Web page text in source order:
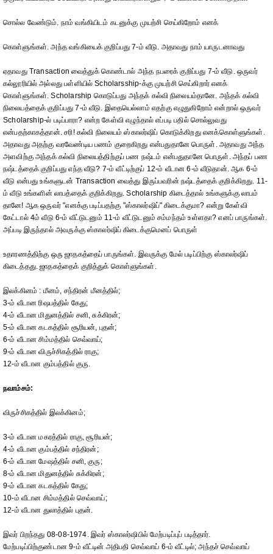
சொல்ல வேண்டும். நாம் வங்கியிடம் கடனுக்கு முயற்சி செய்கிறோம் எனக்
கொள்ளுங்கள். அந்த வங்கியைக் குறிப்பது 7-ம் வீடு. அதாவது நாம் யாருடனாவது
ஏதாவது Transaction வைத்துக் கொண்டால் அந்த நபரைக் குறிப்பது 7-ம் வீடு. ஒருவர்
கல்லூரியில் அல்லது பள்ளியில் Scholarsship-க்கு முயற்சி செய்கிறார் எனக்
கொள்ளுங்கள். Scholarship கொடுப்பது அந்தக் கல்வி நிலையம்தானே. அந்தக் கல்வி
நிலையத்தைக் குறிப்பது 7-ம் வீடு. இதையெல்லாம் எதற்கு எழுதுகிறோம் என்றால் ஒருவர்
Scholarship-ல் படிப்பாரா? என்ற கேள்வி எழுந்தால் எப்படி பதில் சொல்லுவது
என்பதற்காகத்தான். சரி! கல்வி நிலையம் ஸ்காலர்ஷிப் கொடுக்கிறது எனக்கொள்ளுங்கள்.
அதாவது அதற்கு வரவேண்டிய பணம் குறைகிறது என்பதுதானே பொருள். அதாவது அந்த
அளவிற்கு அந்தக் கல்வி நிலையத்திற்குப் பண நஷ்டம் என்பதுதானே பொருள். அந்தப் பண
நஷ்டத்தைக் குறிப்பது எந்த வீடு? 7-ம் வீட்டிற்குப் 12-ம் வீடான 6-ம் வீடுதான். ஆக 6-ம்
வீடு என்பது உங்களுடன் Transaction வைத்து இருப்பவரின் நஷ்டத்தைக் குறிக்கிறது. 11-
ம் வீடு உங்களின் லாபத்தைக் குறிக்கிறது. Scholarship கிடைத்தால் உங்களுக்கு லாபம்
தானே! ஆக ஒருவர் "எனக்கு படிப்பதற்கு "ஸ்காலர்ஷிப்" கிடைக்குமா? என்று கேள்வி
கேட்டால் 4ம் வீடு 6-ம் வீட்டுடனும் 11-ம் வீட்டுடனும் சம்மந்தம் உள்ளதா? எனப் பாருங்கள்.
அப்படி இருந்தால் அவருக்கு ஸ்காலர்ஷிப் கிடைக்குமெனப் பொருள்
உதாரணத்திற்கு ஒரு ஜாதகத்தைப் பாருங்கள். இவருக்கு மேல் படிப்பிற்கு ஸ்காலர்ஷிப்
கிடைத்தது. ஜாதகத்தைக் குறித்துக் கொள்ளுங்கள்.
இலக்கினம் : மீனம், சந்திரன் மீனத்தில்;
3-ம் வீடான ரிஷபத்தில் கேது;
4-ம் வீடான மிதுனத்தில் சனி, சுக்கிரன்;
5-ம் வீடான கடகத்தில் சூரியன், புதன்;
6-ம் வீடான சிம்மத்தில் செவ்வாய்;
9-ம் வீடான விருச்சிகத்தில் ராகு;
12-ம் வீடான கும்பத்தில் குரு.
நவாம்சம்:
விருச்சிகத்தில் இலக்கினம்;
3-ம் வீடான மகரத்தில் ராகு, சூரியன்;
4-ம் வீடான கும்பத்தில் சந்திரன்;
6-ம் வீடான மேஷத்தில் சனி, குரு;
8-ம் வீடான மிதுனத்தில் சுக்கிரன்;
9-ம் வீடான கடகத்தில் கேது;
10-ம் வீடான சிம்மத்தில் செவ்வாய்;
12-ம் வீடான துலாத்தில் புதன்.
இவர் பிறந்தது 08-08-1974. இவர் ஸ்காலர்ஷிபில் மேற்படிப்புப் படித்தார்.
மேற்படிப்பிற்குண்டான 9-ம் வீட்டின் அதிபதி செவ்வாய் 6-ம் வீட்டில்; அந்தச் செவ்வாய்